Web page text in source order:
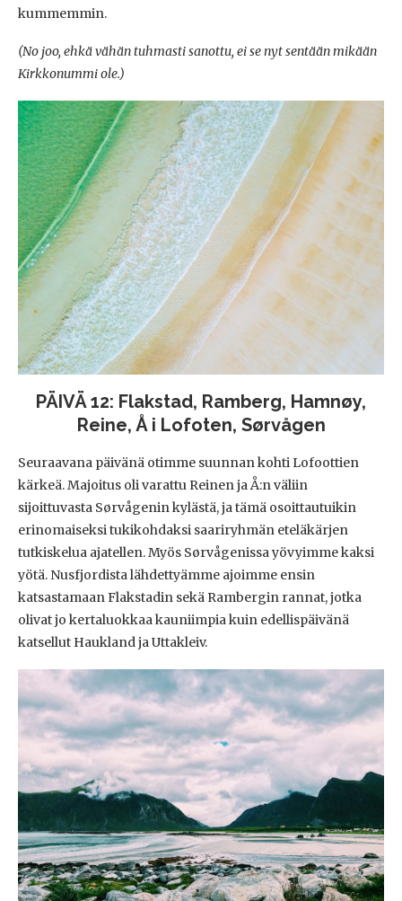
kummemmin.
(No joo, ehkä vähän tuhmasti sanottu, ei se nyt sentään mikään
Kirkkonummi ole.)
PÄIVÄ 12: Flakstad, Ramberg, Hamnøy,
Reine, Å i Lofoten, Sørvågen
Seuraavana päivänä otimme suunnan kohti Lofoottien
kärkeä. Majoitus oli varattu Reinen ja Å:n väliin
sijoittuvasta Sørvågenin kylästä, ja tämä osoittautuikin
erinomaiseksi tukikohdaksi saariryhmän eteläkärjen
tutkiskelua ajatellen. Myös Sørvågenissa yövyimme kaksi
yötä. Nusfjordista lähdettyämme ajoimme ensin
katsastamaan Flakstadin sekä Rambergin rannat, jotka
olivat jo kertaluokkaa kauniimpia kuin edellispäivänä
katsellut Haukland ja Uttakleiv.